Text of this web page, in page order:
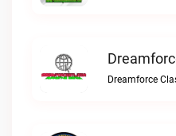
Dreamforce